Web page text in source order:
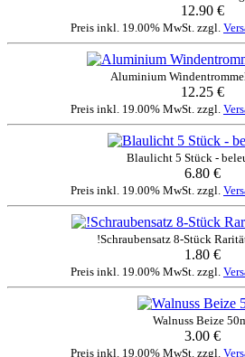
12.90 €
Preis inkl. 19.00% MwSt. zzgl.
Aluminium
12.25 €
Preis inkl. 19.00% MwSt. zzgl.
Blaulicht 5 Stück -
6.80 €
Preis inkl. 19.00% MwSt. zzgl.
!Schraubensatz 8-Stück
1.80 €
Preis inkl. 19.00% MwSt. zzgl.
Walnuss Beize
3.00 €
Preis inkl. 19.00% MwSt. zzgl.